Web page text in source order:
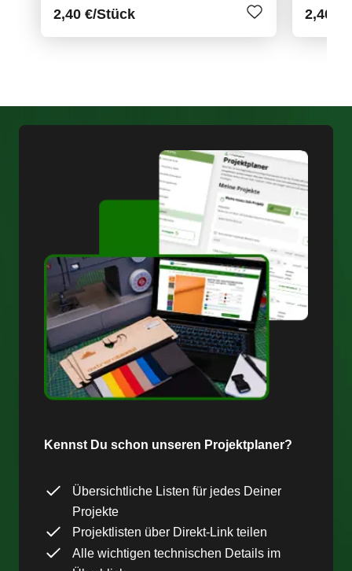
2,40 €/Stück 2,40 €
Kennst Du schon unseren Projektplaner?
Übersichtliche Listen für jedes Deiner
Projekte
Projektlisten über Direkt-Link teilen
Alle wichtigen technischen Details im